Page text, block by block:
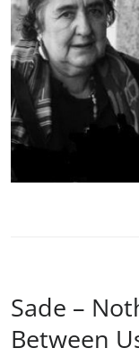
Sade –
Between